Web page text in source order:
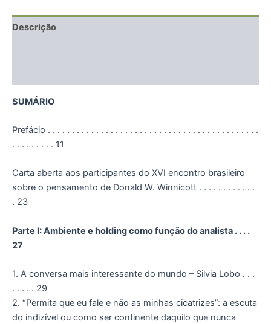
Descrição
SUMÁRIO
Prefácio . . . . . . . . . . . . . . . . . . . . . . . . . . . . . . . . . . . . . . . . . . . .
. . . . . . . . . 11
Carta aberta aos participantes do XVI encontro brasileiro
sobre o pensamento de Donald W. Winnicott . . . . . . . . . . . .
. 23
Parte I: Ambiente e holding como função do analista . . . .
27
1. A conversa mais interessante do mundo – Silvia Lobo . . .
. . . . . 29
2. “Permita que eu fale e não as minhas cicatrizes”: a escuta
do indizível ou como ser continente daquilo que nunca